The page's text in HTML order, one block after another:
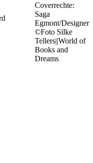
Coverrechte:
Saga
Egmont/Designer
©Foto Silke
Tellers||World of
Books and
Dreams